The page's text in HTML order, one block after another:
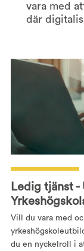
vara med
där
Ledig tjänst
Vill du vara med
du en nyckelroll i